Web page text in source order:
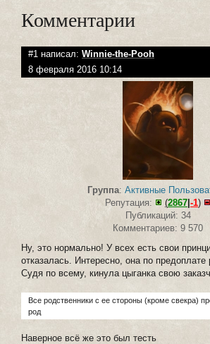
Комментарии
#1 написал: Winnie-the-Pooh
8 февраля 2016 10:14
Группа: Активные
Репутация:
(2867 -1)
Публикаций: 34
Комментариев: 9 570
Ну, это нормально! У всех есть свои
отказалась. Интересно, она по предоплате
Судя по всему, кинула цыганка свою
Все родственники с ее стороны (кроме свекра)
род
Наверное всё же это был тесть